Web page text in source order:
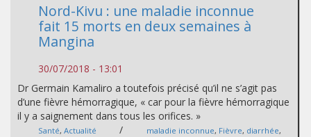
Nord-Kivu : une maladie inconnue
fait 15 morts en deux semaines à
Mangina
30/07/2018 - 13:01
Dr Germain Kamaliro a toutefois précisé qu’il ne s’agit pas
d’une fièvre hémorragique, « car pour la fièvre hémorragique
il y a saignement dans tous les orifices. »
Santé, Actualité / maladie inconnue, Fièvre, diarrhée,